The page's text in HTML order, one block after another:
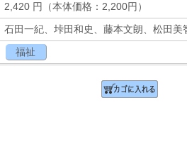
2,420 円（本体価格：2,200円）
石田一紀、垰田和史、藤本文朗、松田美
福祉